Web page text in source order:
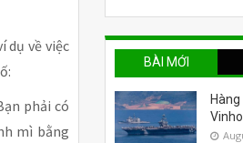
dụ về việc
phải có
mì bằng
BÀI MỚI